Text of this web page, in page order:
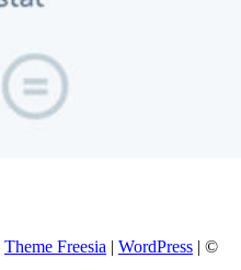
Theme Freesia | WordPress | ©